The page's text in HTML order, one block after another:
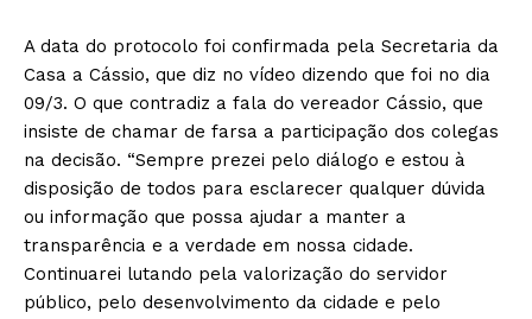
A data do protocolo foi confirmada pela Secretaria da
Casa a Cássio, que diz no vídeo dizendo que foi no dia
09/3. O que contradiz a fala do vereador Cássio, que
insiste de chamar de farsa a participação dos colegas
na decisão. “Sempre prezei pelo diálogo e estou à
disposição de todos para esclarecer qualquer dúvida
ou informação que possa ajudar a manter a
transparência e a verdade em nossa cidade.
Continuarei lutando pela valorização do servidor
público, pelo desenvolvimento da cidade e pelo